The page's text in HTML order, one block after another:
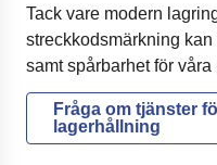
Tack vare modern
streckkodsmärkning
samt spårbarhet för våra
Fråga om tjänster
lagerhållning